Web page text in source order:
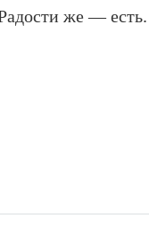
же — есть.